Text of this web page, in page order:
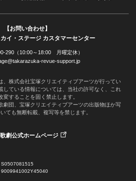
【お問い合わせ】
イ・ステージ カスタマーセンター
290（10:00～18:00 月曜定休）
revue-support.jp
、株式会社宝塚クリエイティブアーツが行ってい
している情報については、当社の許可なく、これ
変することを固く禁止します。
劇団、宝塚クリエイティブアーツの出版物ほか写
ても無断転載、複写等を禁じます。
劇公式ホームページ
S0507081515
9009941002Y45040